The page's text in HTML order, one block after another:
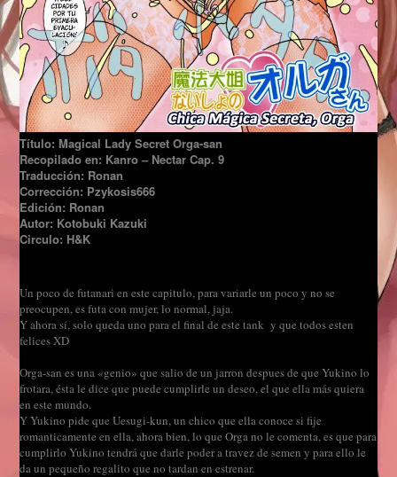
Título: Magical Lady Secret Orga-san
Recopilado en: Kanro – Nectar Cap. 9
Traducción: Ronan
Corrección: Pzykosis666
Edición: Ronan
Autor: Kotobuki Kazuki
Circulo: H&K
Un poco de futanari en este capitulo, para variarle un poco y no se
preocupen, es futa con mujer, lo normal, jaja.
Y ahora sí, solo queda uno para el final de este tank y que todos esten
felices XD
Orga-san es una «genio» que salio de un jarron despues de que Yukino lo
frotara, ésta le dice que puede cumplirle un deseo, el que ella más quiera
en este mundo.
Y Yukino pide que Uesugi-kun, un chico que ella conoce si fije
romanticamente en ella, ahora bien, lo que Orga no le comenta, es que para
cumplirlo Yukino tendrá que darle poder a travez de semen y para ello le
da un pequeño regalito que no tardan en estrenar.